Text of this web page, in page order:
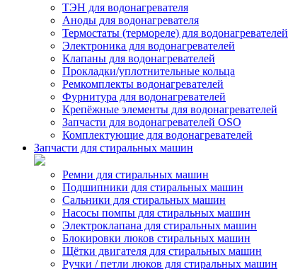
ТЭН для водонагревателя
Аноды для водонагревателя
Термостаты (термореле) для водонагревателей
Электроника для водонагревателей
Клапаны для водонагревателей
Прокладки/уплотнительные кольца
Ремкомплекты водонагревателей
Фурнитура для водонагревателей
Крепёжные элементы для водонагревателей
Запчасти для водонагревателей OSO
Комплектующие для водонагревателей
Запчасти для стиральных машин
Ремни для стиральных машин
Подшипники для стиральных машин
Сальники для стиральных машин
Насосы помпы для стиральных машин
Электроклапана для стиральных машин
Блокировки люков стиральных машин
Щётки двигателя для стиральных машин
Ручки / петли люков для стиральных машин